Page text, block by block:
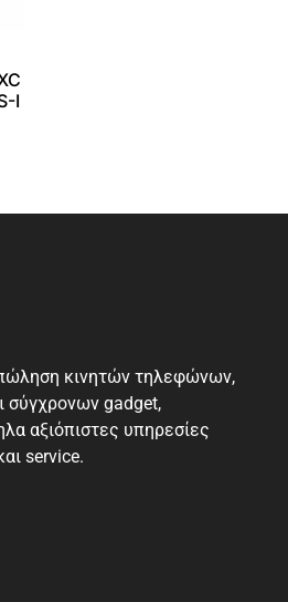
I
κινητών τηλεφώνων,
σύγχρονων gadget,
αξιόπιστες υπηρεσίες
service.